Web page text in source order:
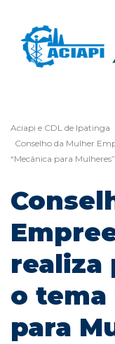
Aciapi e CDL de Ipatinga
Conselho da Mulher
“Mecânica para Mulheres”
realiza
o tema
para